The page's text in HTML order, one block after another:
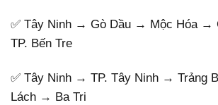
✅ Tây Ninh → Gò Dầu → Mộc Hóa →
TP. Bến Tre
✅ Tây Ninh → TP. Tây Ninh → Trảng
Lách → Ba Tri